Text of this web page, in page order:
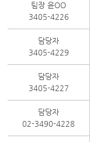
팀장 윤OO
3405-4226
담당자
3405-4229
담당자
3405-4227
담당자
02-3490-4228